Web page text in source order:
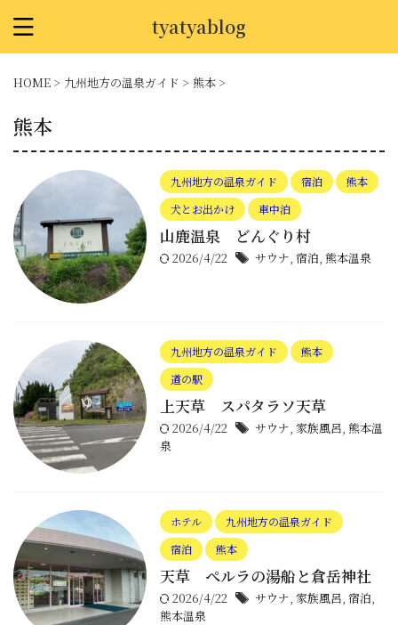
tyatyablog
HOME > 九州地方の温泉ガイド > 熊本 >
熊本
九州地方の温泉ガイド 宿泊
熊本
犬とお出かけ
車中泊
山鹿温泉 どんぐり村
2026/4/22 サウナ, 宿泊, 熊本温泉
九州地方の温泉ガイド
熊本
道の駅
上天草 スパタラソ天草
2026/4/22 サウナ, 家族風呂, 熊本温
泉
ホテル
九州地方の温泉ガイド
宿泊
熊本
天草 ぺルラの湯船と倉岳神社
2026/4/22 サウナ, 家族風呂, 宿泊,
熊本温泉